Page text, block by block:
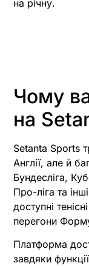
на річну.
Чому
на
Setanta Sports
Англії, але й
Бундесліга,
Про-ліга та
доступні
перегони
Платформа
завдяки